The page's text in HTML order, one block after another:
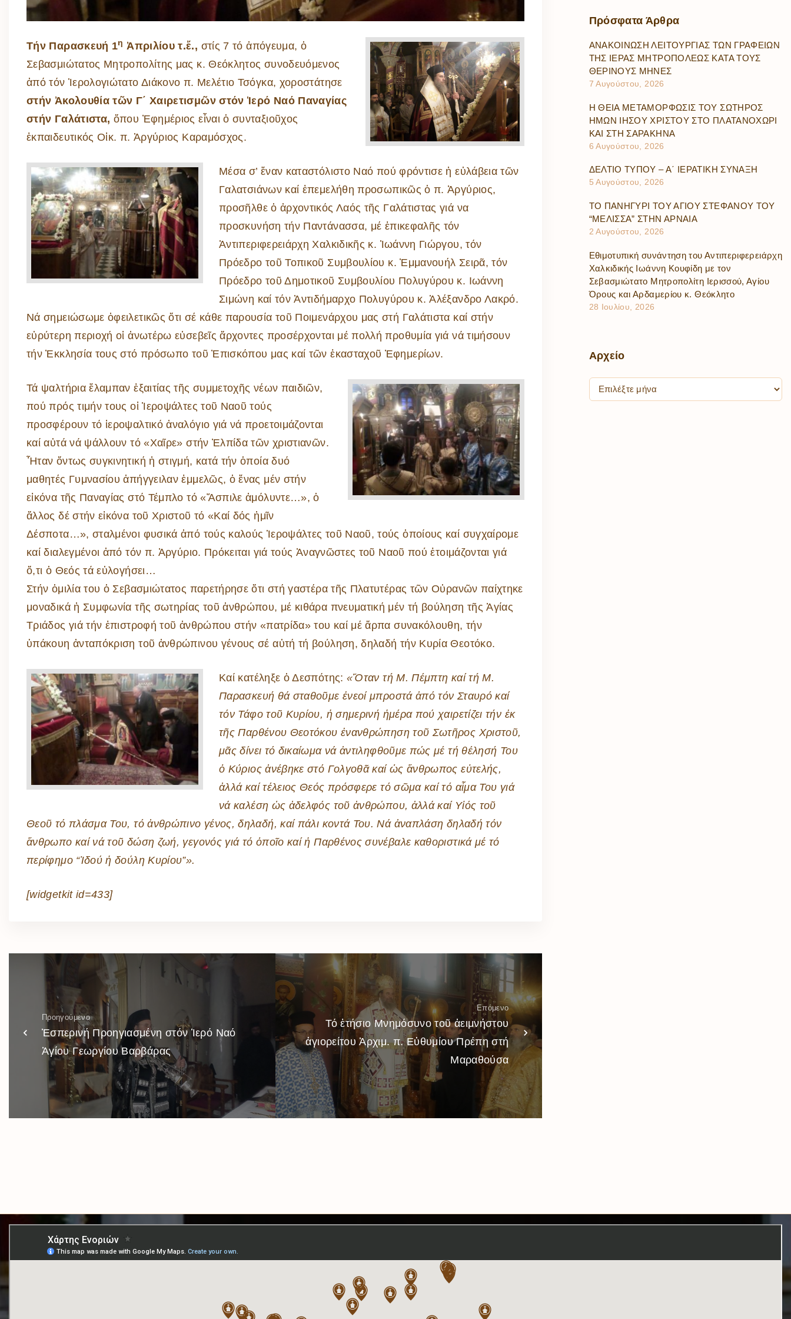
Τήν Παρασκευή 1η Ἀπριλίου τ.ἔ., στίς 7 τό ἀπόγευμα, ὁ
Σεβασμιώτατος Μητροπολίτης μας κ. Θεόκλητος συνοδευόμενος
ἀπό τόν Ἱερολογιώτατο Διάκονο π. Μελέτιο Τσόγκα, χοροστάτησε
στήν Ἀκολουθία τῶν Γ΄ Χαιρετισμῶν στόν Ἱερό Ναό Παναγίας
στήν Γαλάτιστα, ὅπου Ἐφημέριος εἶναι ὁ συνταξιοῦχος
ἐκπαιδευτικός Οἰκ. π. Ἀργύριος Καραμόσχος.
Μέσα σ’ ἕναν καταστόλιστο Ναό πού φρόντισε ἡ εὐλάβεια τῶν
Γαλατσιάνων καί ἐπεμελήθη προσωπικῶς ὁ π. Ἀργύριος,
προσῆλθε ὁ ἀρχοντικός Λαός τῆς Γαλάτιστας γιά να
προσκυνήση τήν Παντάνασσα, μέ ἐπικεφαλῆς τόν
Ἀντιπεριφερειάρχη Χαλκιδικῆς κ. Ἰωάννη Γιώργου, τόν
Πρόεδρο τοῦ Τοπικοῦ Συμβουλίου κ. Ἐμμανουήλ Σειρᾶ, τόν
Πρόεδρο τοῦ Δημοτικοῦ Συμβουλίου Πολυγύρου κ. Ιωάννη
Σιμώνη καί τόν Ἀντιδήμαρχο Πολυγύρου κ. Ἀλέξανδρο Λακρό.
Νά σημειώσωμε ὀφειλετικῶς ὅτι σέ κάθε παρουσία τοῦ Ποιμενάρχου μας στή Γαλάτιστα καί στήν
εὐρύτερη περιοχή οἱ ἀνωτέρω εὐσεβεῖς ἄρχοντες προσέρχονται μέ πολλή προθυμία γιά νά τιμήσουν
τήν Ἐκκλησία τους στό πρόσωπο τοῦ Ἐπισκόπου μας καί τῶν ἑκασταχοῦ Ἐφημερίων.
Τά ψαλτήρια ἔλαμπαν ἐξαιτίας τῆς συμμετοχῆς νέων παιδιῶν,
πού πρός τιμήν τους οἱ Ἱεροψάλτες τοῦ Ναοῦ τούς
προσφέρουν τό ἱεροψαλτικό ἀναλόγιο γιά νά προετοιμάζονται
καί αὐτά νά ψάλλουν τό «Χαῖρε» στήν Ἐλπίδα τῶν χριστιανῶν.
Ἦταν ὄντως συγκινητική ἡ στιγμή, κατά τήν ὁποία δυό
μαθητές Γυμνασίου ἀπήγγειλαν ἐμμελῶς, ὁ ἕνας μέν στήν
εἰκόνα τῆς Παναγίας στό Τέμπλο τό «Ἄσπιλε ἀμόλυντε…», ὁ
ἄλλος δέ στήν εἰκόνα τοῦ Χριστοῦ τό «Καί δός ἡμῖν
Δέσποτα…», σταλμένοι φυσικά ἀπό τούς καλούς Ἱεροψάλτες τοῦ Ναοῦ, τούς ὁποίους καί συγχαίρομε
καί διαλεγμένοι ἀπό τόν π. Ἀργύριο. Πρόκειται γιά τούς Ἀναγνῶστες τοῦ Ναοῦ πού ἑτοιμάζονται γιά
ὅ,τι ὁ Θεός τά εὐλογήσει…
Στήν ὁμιλία του ὁ Σεβασμιώτατος παρετήρησε ὅτι στή γαστέρα τῆς Πλατυτέρας τῶν Οὐρανῶν παίχτηκε
μοναδικά ἡ Συμφωνία τῆς σωτηρίας τοῦ ἀνθρώπου, μέ κιθάρα πνευματική μέν τή βούληση τῆς Ἁγίας
Τριάδος γιά τήν ἐπιστροφή τοῦ ἀνθρώπου στήν «πατρίδα» του καί μέ ἅρπα συνακόλουθη, τήν
ὑπάκουη ἀνταπόκριση τοῦ ἀνθρώπινου γένους σέ αὐτή τή βούληση, δηλαδή τήν Κυρία Θεοτόκο.
Καί κατέληξε ὁ Δεσπότης: «Ὅταν τή Μ. Πέμπτη καί τή Μ.
Παρασκευή θά σταθοῦμε ἐνεοί μπροστά ἀπό τόν Σταυρό καί
τόν Τάφο τοῦ Κυρίου, ἡ σημερινή ἡμέρα πού χαιρετίζει τήν ἐκ
τῆς Παρθένου Θεοτόκου ἐνανθρώπηση τοῦ Σωτῆρος Χριστοῦ,
μᾶς δίνει τό δικαίωμα νά ἀντιληφθοῦμε πώς μέ τή θέλησή Του
ὁ Κύριος ἀνέβηκε στό Γολγοθᾶ καί ὡς ἄνθρωπος εὐτελής,
ἀλλά καί τέλειος Θεός πρόσφερε τό σῶμα καί τό αἷμα Του γιά
νά καλέση ὡς ἀδελφός τοῦ ἀνθρώπου, ἀλλά καί Υἱός τοῦ
Θεοῦ τό πλάσμα Του, τό ἀνθρώπινο γένος, δηλαδή, καί πάλι κοντά Του. Νά ἀναπλάση δηλαδή τόν
ἄνθρωπο καί νά τοῦ δώση ζωή, γεγονός γιά τό ὁποῖο καί ἡ Παρθένος συνέβαλε καθοριστικά μέ τό
περίφημο “Ἰδού ἡ δούλη Κυρίου”».
[widgetkit id=433]
Προηγούμενο
Ἑσπερινή Προηγιασμένη στόν Ἱερό Ναό
Ἁγίου Γεωργίου Βαρβάρας
Επόμενο
Τό ἐτήσιο Μνημόσυνο τοῦ ἀειμνήστου
ἁγιορείτου Ἀρχιμ. π. Εὐθυμίου Πρέπη στή
Μαραθούσα
Πρόσφατα Άρθρα
ΑΝΑΚΟΙΝΩΣΗ ΛΕΙΤΟΥΡΓΙΑΣ ΤΩΝ ΓΡΑΦΕΙΩΝ
ΤΗΣ ΙΕΡΑΣ ΜΗΤΡΟΠΟΛΕΩΣ ΚΑΤΑ ΤΟΥΣ
ΘΕΡΙΝΟΥΣ ΜΗΝΕΣ
7 Αυγούστου, 2026
Η ΘΕΙΑ ΜΕΤΑΜΟΡΦΩΣΙΣ ΤΟΥ ΣΩΤΗΡΟΣ
ΗΜΩΝ ΙΗΣΟΥ ΧΡΙΣΤΟΥ ΣΤΟ ΠΛΑΤΑΝΟΧΩΡΙ
ΚΑΙ ΣΤΗ ΣΑΡΑΚΗΝΑ
6 Αυγούστου, 2026
ΔΕΛΤΙΟ ΤΥΠΟΥ – Α΄ ΙΕΡΑΤΙΚΗ ΣΥΝΑΞΗ
5 Αυγούστου, 2026
ΤΟ ΠΑΝΗΓΥΡΙ ΤΟΥ ΑΓΙΟΥ ΣΤΕΦΑΝΟΥ ΤΟΥ
“ΜΕΛΙΣΣΑ” ΣΤΗΝ ΑΡΝΑΙΑ
2 Αυγούστου, 2026
Εθιμοτυπική συνάντηση του Αντιπεριφερειάρχη
Χαλκιδικής Ιωάννη Κουφίδη με τον
Σεβασμιώτατο Μητροπολίτη Ιερισσού, Αγίου
Όρους και Αρδαμερίου κ. Θεόκλητο
28 Ιουλίου, 2026
Αρχείο